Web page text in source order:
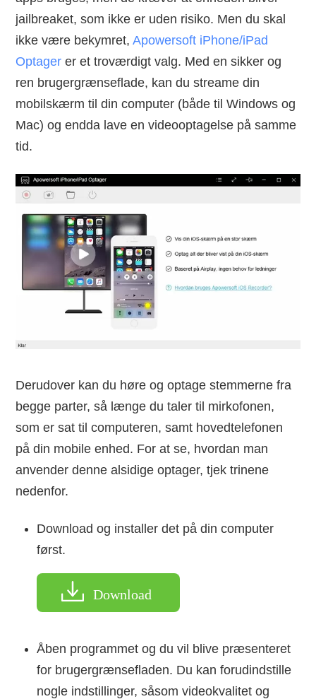
jailbreaket, som ikke er uden risiko. Men du skal
ikke være bekymret,Apowersoft iPhone/iPad
Optager er et troværdigt valg. Med en sikker og
ren brugergrænseflade, kan du streame din
mobilskærm til din computer (både til Windows og
Mac) og endda lave en videooptagelse på samme
tid.
Derudover kan du høre og optage stemmerne fra
begge parter, så længe du taler til mirkofonen,
som er sat til computeren, samt hovedtelefonen
på din mobile enhed. For at se, hvordan man
anvender denne alsidige optager, tjek trinene
nedenfor.
Download og installer det på din computer
først.
Download
Åben programmet og du vil blive præsenteret
for brugergrænsefladen. Du kan forudindstille
nogle indstillinger, såsom videokvalitet og